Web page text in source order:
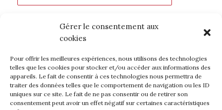
Gérer le consentement aux
cookies
Pour offrir les meilleures expériences, nous utilisons des technologies
telles que les cookies pour stocker et/ou accéder aux informations des
appareils. Le fait de consentir à ces technologies nous permettra de
traiter des données telles que le comportement de navigation ou les ID
uniques sur ce site. Le fait de ne pas consentir ou de retirer son
consentement peut avoir un effet négatif sur certaines caractéristiques
Pour la gloire de Dieu Un amour infini
RETOUR AU BLOC-NOTES